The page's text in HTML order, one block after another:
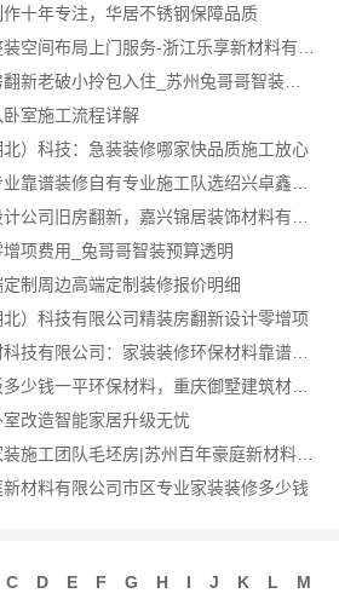
十年专注，华居不锈钢保障品质
工业园区旧房翻新老破小拎包入住_苏州兔哥哥智装新材料有限公司全包服务
室施工流程详解
北）科技：急装装修哪家快品质施工放心
项费用_兔哥哥智装预算透明
制周边高端定制装修报价明细
北）科技有限公司精装房翻新设计零增项
嘉兴美派建材科技有限公司：家装装修环保材料靠谱商家
本地免拆模板多少钱一平环保材料，重庆御墅建筑材料有限公司
改造智能家居升级无忧
苏州一站式家装施工团队毛坯房|苏州百年豪庭新材料有限公司
材料有限公司市区专业家装装修多少钱
C D E F G H I J K L
M